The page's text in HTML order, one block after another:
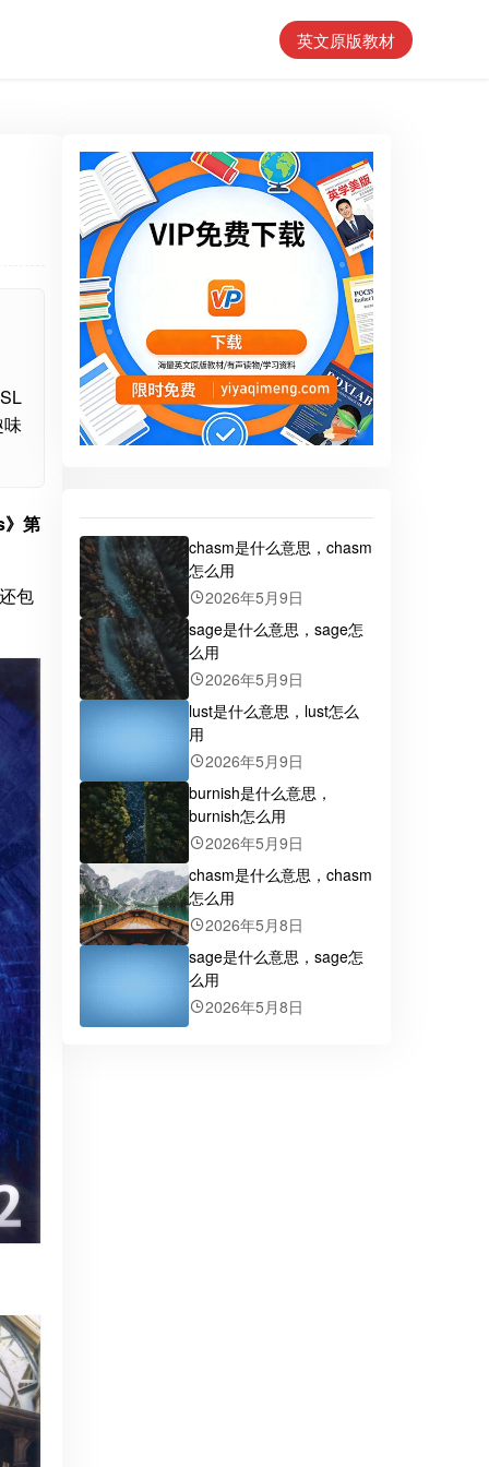
英文原版教材
第
包
chasm是什么意思，chasm
怎么用
2026年5月9日
sage是什么意思，sage怎
么用
2026年5月9日
lust是什么意思，lust怎么
用
2026年5月9日
burnish是什么意思，
burnish怎么用
2026年5月9日
chasm是什么意思，chasm
怎么用
2026年5月8日
sage是什么意思，sage怎
么用
2026年5月8日